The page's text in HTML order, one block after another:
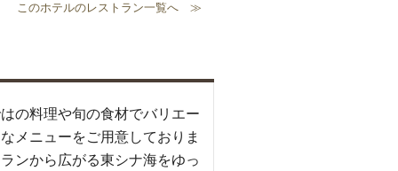
の料理や旬の食材でバリエー
メニューをご用意しておりま
ンから広がる東シナ海をゆっ